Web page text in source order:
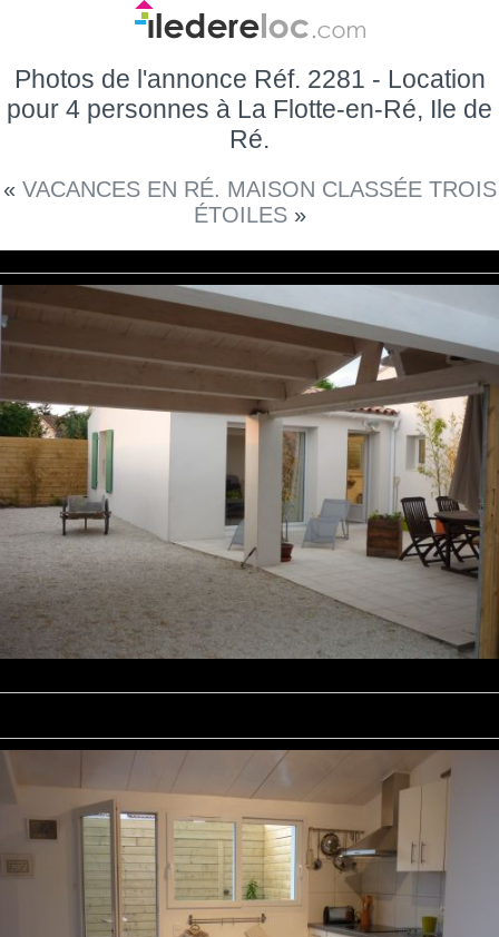
Photos de l'annonce Réf. 2281 - Location
pour 4 personnes à La Flotte-en-Ré, Ile de
Ré.
« VACANCES EN RÉ. MAISON CLASSÉE TROIS
ÉTOILES»